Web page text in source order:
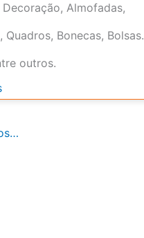
Decoração, Almofadas,
Quadros, Bonecas, Bolsas.
outros.